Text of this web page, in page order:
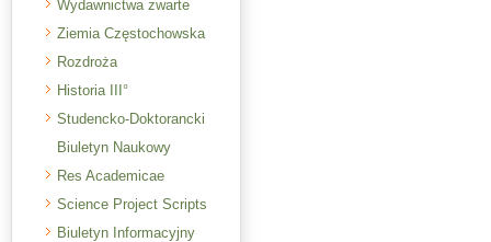
Wydawnictwa zwarte
Ziemia Częstochowska
Rozdroża
Historia III°
Studencko-Doktorancki
Biuletyn Naukowy
Res Academicae
Science Project Scripts
Biuletyn Informacyjny